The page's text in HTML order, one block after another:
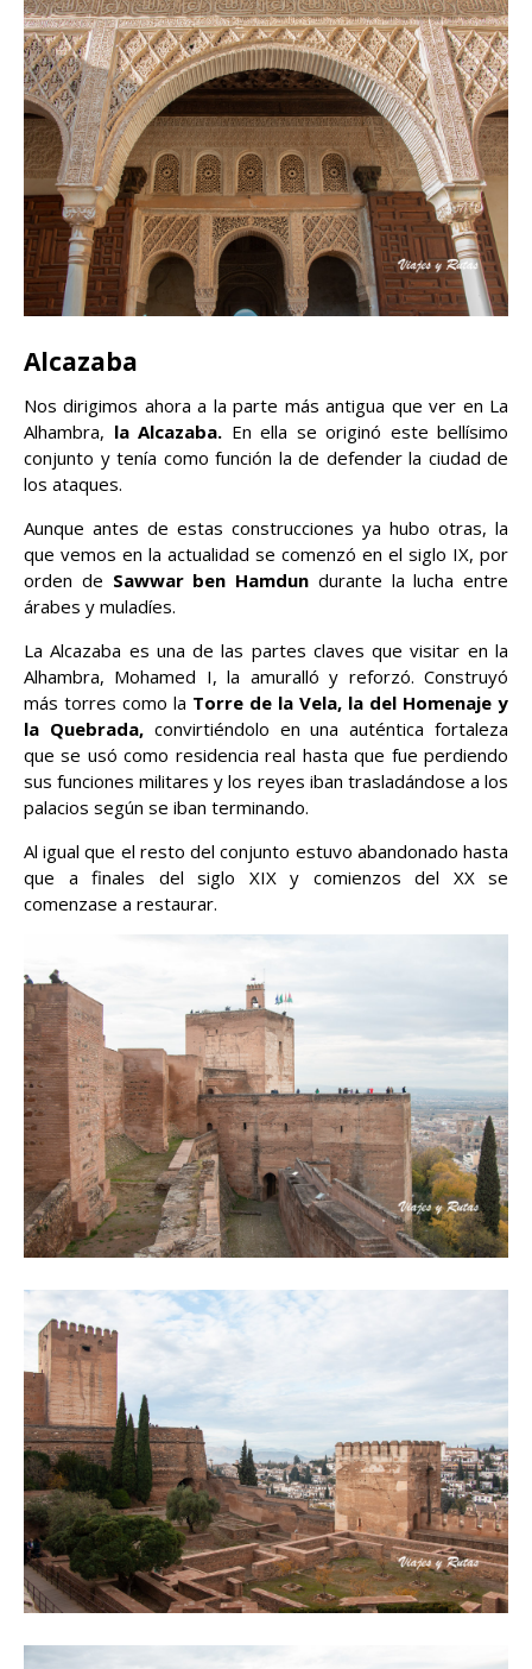
Alcazaba
Nos dirigimos ahora a la parte más antigua que ver en La
Alhambra, la Alcazaba. En ella se originó este bellísimo
conjunto y tenía como función la de defender la ciudad de
los ataques.
Aunque antes de estas construcciones ya hubo otras, la
que vemos en la actualidad se comenzó en el siglo IX, por
orden de Sawwar ben Hamdun durante la lucha entre
árabes y muladíes.
La Alcazaba es una de las partes claves que visitar en la
Alhambra, Mohamed I, la amuralló y reforzó. Construyó
más torres como la Torre de la Vela, la del Homenaje y
la Quebrada,convirtiéndolo en una auténtica fortaleza
que se usó como residencia real hasta que fue perdiendo
sus funciones militares y los reyes iban trasladándose a los
palacios según se iban terminando.
Al igual que el resto del conjunto estuvo abandonado hasta
que a finales del siglo XIX y comienzos del XX se
comenzase a restaurar.